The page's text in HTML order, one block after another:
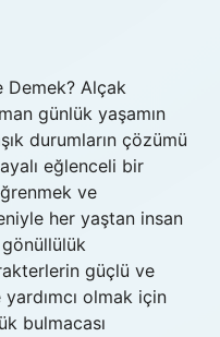
Demek? Alçak
günlük yaşamın
durumların çözümü
eğlenceli bir
ve
her yaştan insan
güçlü ve
olmak için
bulmacası